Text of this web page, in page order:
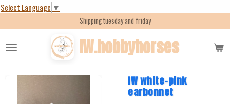
Select Language ▼
Skip
content
IW.hobbyhorses
Shipping tuesday and friday
IW white-pink
earbonnet